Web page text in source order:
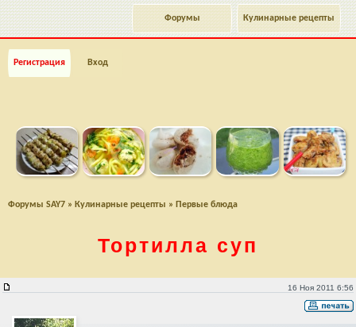
Кулинарные рецепты
Форумы
Регистрация Вход
Форумы SAY7 » Кулинарные рецепты » Первые блюда
Тортилла суп
16 Ноя 2011 6:56